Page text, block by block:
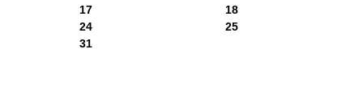
17
18
24
25
31